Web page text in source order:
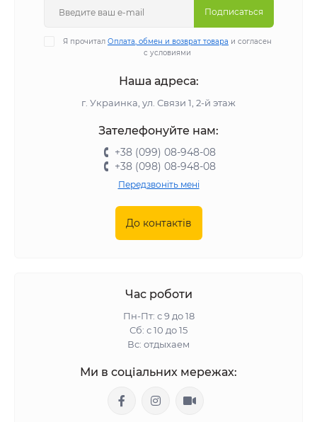
Подписаться
Я прочитал Оплата, обмен и возврат товара и согласен
с условиями
Наша адреса:
г. Украинка, ул. Связи 1, 2-й этаж
Зателефонуйте нам:
+38 (099) 08-948-08
+38 (098) 08-948-08
Передзвоніть мені
До контактів
Час роботи
Пн-Пт: с 9 до 18
Сб: с 10 до 15
Вс: отдыхаем
Ми в соціальних мережах: